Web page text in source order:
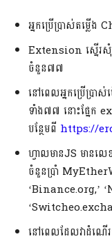
អ្នកប្រើប្រាស់តម្លើ
Extension ស្នើរ
ចំនួន៧៧
នៅពេលអ្នកប្រើប្រ
ទាំង៧៧ នោះផ្នែក
បន្ថែមពី https://
ហ្វាលមានJS មានល
ចំនួនប្រាំ
‘Binance.org,’
នៅពេលដែលវាដំណើរ